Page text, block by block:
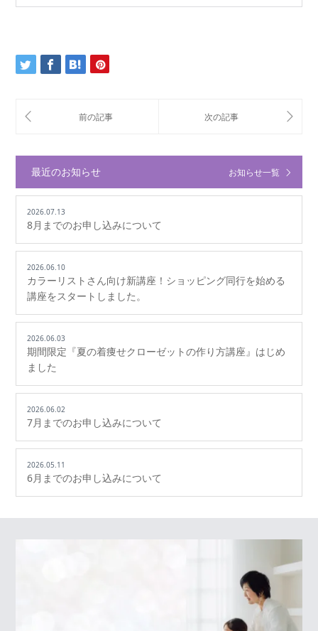
最近のお知らせ お知らせ一覧
2026.07.13
8月までのお申し込みについて
2026.06.10
カラーリストさん向け新講座！ショッピング同行を始める
講座をスタートしました。
2026.06.03
期間限定『夏の着痩せクローゼットの作り方講座』はじめ
ました
2026.06.02
7月までのお申し込みについて
2026.05.11
6月までのお申し込みについて